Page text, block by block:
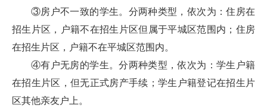
③房户不一致的学生。分两种类型，依次为：住房在
招生片区，户籍不在招生片区但属于平城区范围内；住房
在招生片区，户籍不在平城区范围内。
④有户无房的学生。分两种类型，依次为：学生户籍
在招生片区，但无正式房产手续；学生户籍登记在招生片
区其他亲友户上。